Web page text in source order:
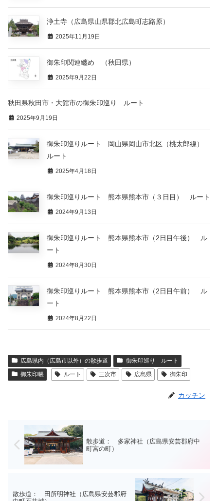
浄土寺（広島県山県郡北広島町志路原）
2025年11月19日
御朱印関連纏め （秋田県）
2025年9月22日
秋田県秋田市・大館市の御朱印巡り ルート
2025年9月19日
御朱印巡りルート 岡山県岡山市北区（桃太郎線）
ルート
2025年4月18日
御朱印巡りルート 熊本県熊本市（３日目） ルート
2024年9月13日
御朱印巡りルート 熊本県熊本市（2日目午後） ル
ート
2024年8月30日
御朱印巡りルート 熊本県熊本市（2日目午前） ル
ート
2024年8月22日
広島県内（広島市以外）の散歩道
御朱印巡り ルート
御朱印帳
ルート 三次市 広島県 御朱印
カッチン
散歩道： 多家神社（広島県安芸郡府中
町宮の町）
散歩道： 田所明神社（広島県安芸郡府